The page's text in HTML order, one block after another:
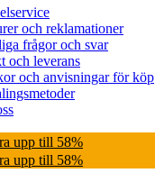
och reklamationer
frågor och svar
och leverans
och anvisningar för köp
upp till 58%
upp till 58%